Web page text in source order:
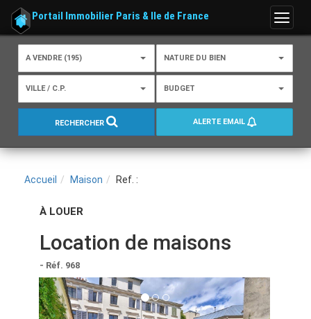
Menu
Portail Immobilier Paris & Ile de France
A VENDRE (195) NATURE DU BIEN
VILLE / C.P. BUDGET
RECHERCHER ALERTE EMAIL
Accueil Maison Ref. :
À LOUER
Location de maisons
- Réf. 968